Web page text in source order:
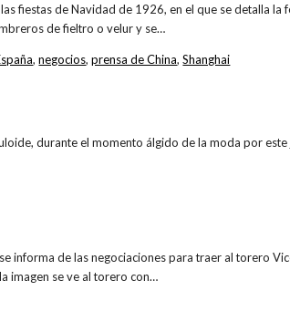
fiestas de Navidad de 1926, en el que se detalla la
de fieltro o velur y se…
,negocios,prensa de China,Shanghai
durante el momento álgido de la moda por este
informa de las negociaciones para traer al torero
imagen se ve al torero con…